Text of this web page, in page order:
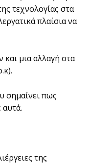
τεχνολογίας στα
πλαίσια να
µια αλλαγή στα
σηµαίνει πως
της